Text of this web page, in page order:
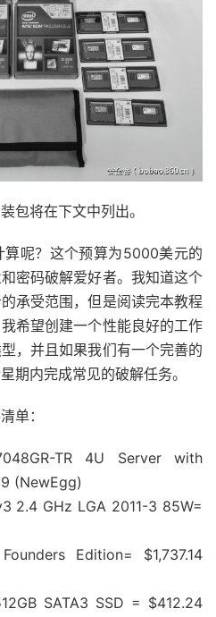
包将在下文中列出。
呢？这个预算为5000美元的
密码破解爱好者。我知道这个
承受范围，但是阅读完本教程
希望创建一个性能良好的工作
，并且如果我们有一个完善的
期内完成常见的破解任务。
单：
TR 4U Server with
(NewEgg)
2.4 GHz LGA 2011-3 85W=
Edition= $1,737.14
SATA3 SSD = $412.24